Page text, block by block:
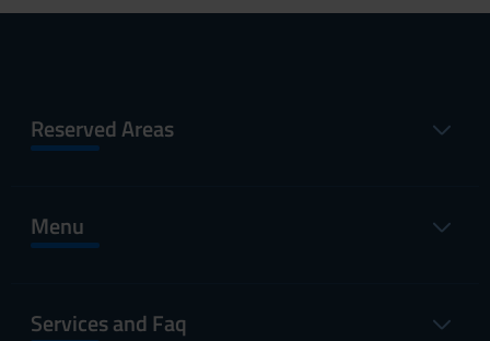
Reserved Areas
Menu
Services and Faq